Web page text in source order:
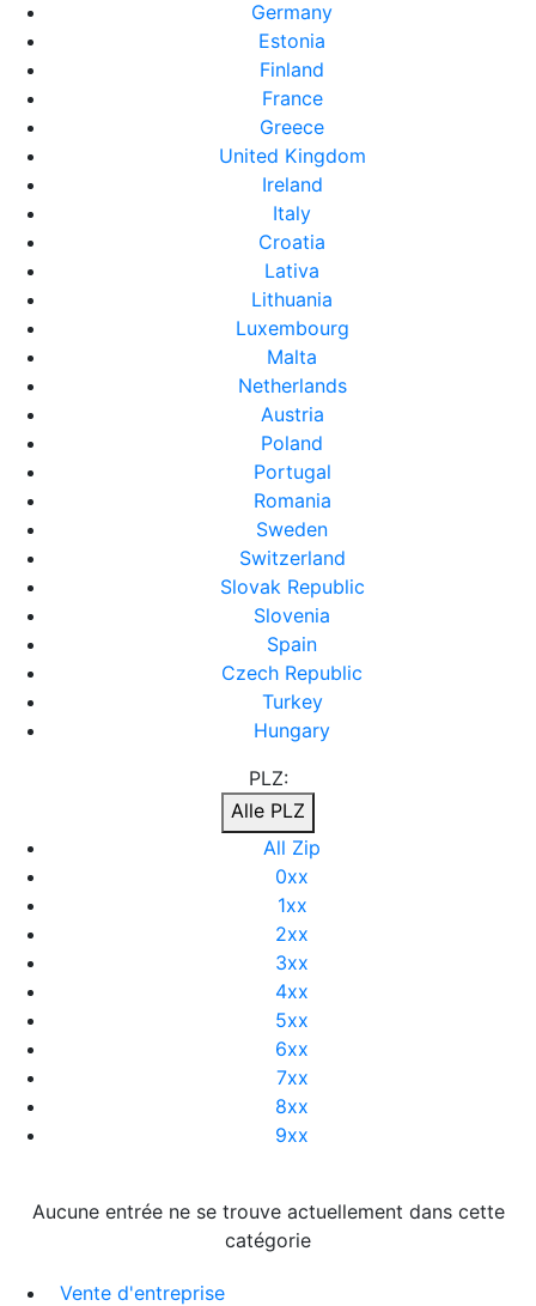
Germany
Estonia
Finland
France
Greece
United Kingdom
Ireland
Italy
Croatia
Lativa
Lithuania
Luxembourg
Malta
Netherlands
Austria
Poland
Portugal
Romania
Sweden
Switzerland
Slovak Republic
Slovenia
Spain
Czech Republic
Turkey
Hungary
PLZ:
Alle PLZ
All Zip
0xx
1xx
2xx
3xx
4xx
5xx
6xx
7xx
8xx
9xx
Aucune entrée ne se trouve actuellement dans cette
catégorie
Vente d'entreprise